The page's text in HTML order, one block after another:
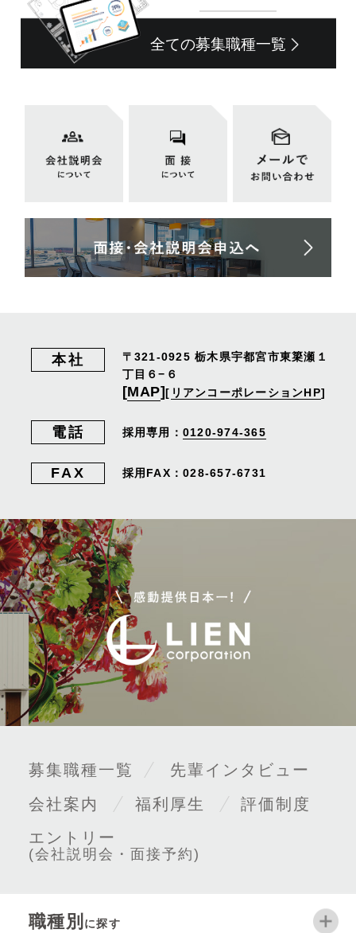
全ての募集職種一覧
本社 〒321-0925栃木県宇都宮市東簗瀬１
丁目６−６
[MAP][ リアンコーポレーションHP]
電話 採用専用： 0120-974-365
FAX 採用FAX：028-657-6731
募集職種一覧
先輩インタビュー
会社案内
福利厚生
評価制度
エントリー
(会社説明会・面接予約)
職種別 に探す